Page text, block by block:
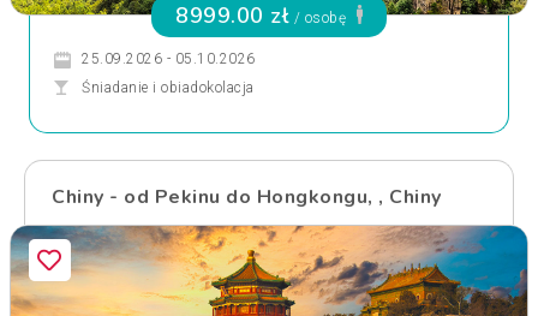
8999.00 zł / osobę
25.09.2026 - 05.10.2026
Śniadanie i obiadokolacja
Chiny - od Pekinu do Hongkongu, , Chiny